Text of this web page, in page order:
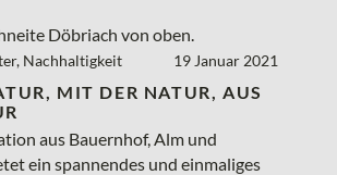
Nachhaltigkeit 19 Januar 2021
MIT DER NATUR, AUS
aus Bauernhof, Alm und
ein spannendes und einmaliges